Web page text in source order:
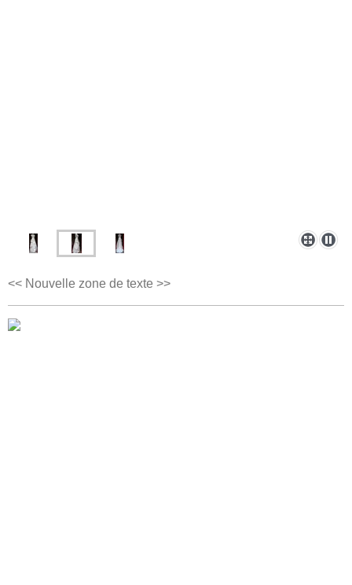
<< Nouvelle zone de texte >>